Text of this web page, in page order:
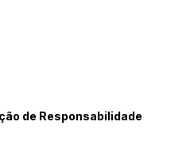
de Responsabilidade